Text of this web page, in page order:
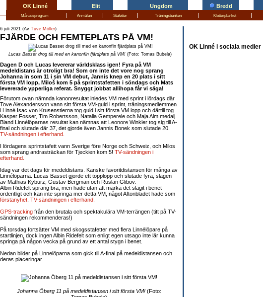
OK Linné Elit Ungdom Bredd
Månadsprogram | Anmälan | Stafetter | Träningsbanken | Klotterplanket |
6 juli 2021 (Av Tuve Möller)
FJÄRDE OCH FEMTEPLATS PÅ VM!
Lucas Basset drog till med en kanonfin fjärdplats på VM! (Foto: Tomas Bubela)
Dagen D och Lucas levererar världsklass igen! Fyra på VM
medeldistans är otroligt bra! Som om inte det vore nog sprang
Johanna in som 11 i sin VM debut, Jannis knep en 20 plats i sitt
första VM lopp, Miloš kom 5 på sprintstafetten i söndags och Mats
levererade ypperliga referat. Snyggt jobbat allihopa får vi säga!
Förutom ovan nämnda kanonresultat inledes VM med sprint i lördags där
Tove Alexandersson vann sitt första VM-guld i sprint, träningsmedlemmen
i Linné Isac von Krusenstierna tog guld i sitt första VM lopp och därtill tog
Kasper Fosser, Tim Robertsson, Natalia Gemperele och Maja Alm medalj.
Bland Linnélöparnas resultat kan nämnas att Leonore Winkler tog sig till A-
final och slutade där 37, det gjorde även Jannis Bonek som slutade 20.
TV-sändningen i efterhand.
I lördagens sprintstafett vann Sverige före Norge och Schweiz, och Milos
som sprang andrasträckan för Tjeckien kom 5! TV-sändningen i
efterhand.
Idag var det dags för medeldistans. Kanske favoritdistansen för många av
Linnélöparna. Lucas Basset gjorde ett topplopp och slutade fyra, slagen
av Mathias Kyburz, Gustav Bergman och Ruslan Glibov.
Albin Ridefelt sprang bra, men hade utan att märka det slagit i benet
ordentligt och kan inte springa mer detta VM, något Aftonbladet hade som
förstanyhet TV-sändningen i efterhand.
GPS-tracking från den brutala och spektakulära VM-terrängen (titt på TV-
sändningen rekommenderas!)
På torsdag fortsätter VM med skogsstafetter med flera Linnélöpare på
startlinjen, dock ingen Albin Ridefelt som enligt egen utsago inte lär kunna
springa på någon vecka på grund av ett antal stygn i benet.
Nedan bilder på Linnelöparna som gick till A-final på medeldistansen och
deras placeringar.
Johanna Öberg 11 på medeldistansen i sitt första VM! (Foto:
OK Linné i sociala medier